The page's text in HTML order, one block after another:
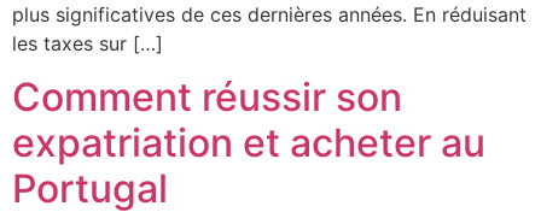
plus significatives de ces dernières années. En réduisant
les taxes sur […]
Comment réussir son
expatriation et acheter au
Portugal